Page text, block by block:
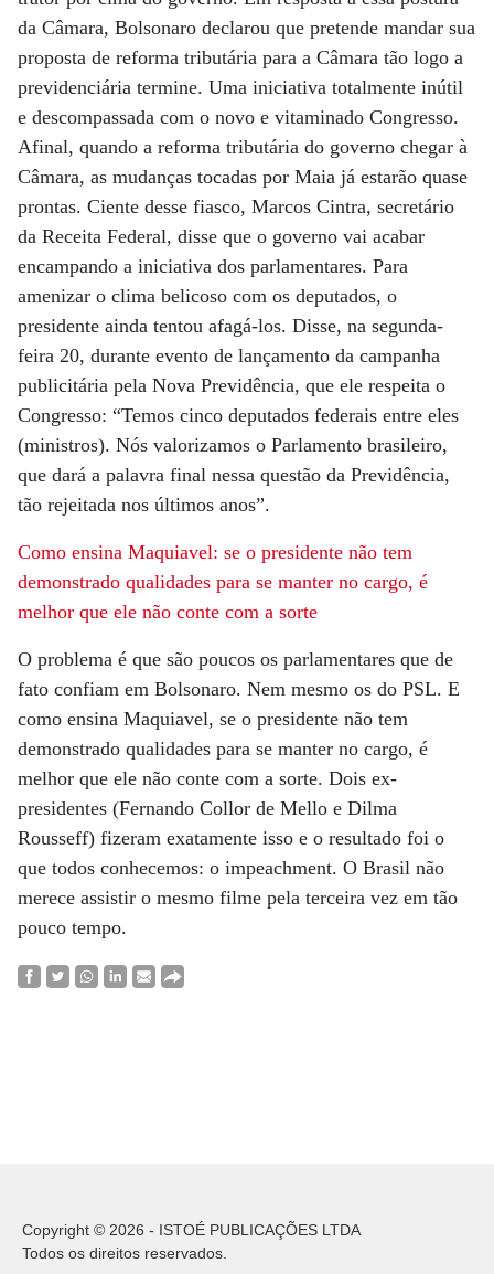
da Câmara, Bolsonaro declarou que pretende mandar sua
proposta de reforma tributária para a Câmara tão logo a
previdenciária termine. Uma iniciativa totalmente inútil
e descompassada com o novo e vitaminado Congresso.
Afinal, quando a reforma tributária do governo chegar à
Câmara, as mudanças tocadas por Maia já estarão quase
prontas. Ciente desse fiasco, Marcos Cintra, secretário
da Receita Federal, disse que o governo vai acabar
encampando a iniciativa dos parlamentares. Para
amenizar o clima belicoso com os deputados, o
presidente ainda tentou afagá-los. Disse, na segunda-
feira 20, durante evento de lançamento da campanha
publicitária pela Nova Previdência, que ele respeita o
Congresso: “Temos cinco deputados federais entre eles
(ministros). Nós valorizamos o Parlamento brasileiro,
que dará a palavra final nessa questão da Previdência,
tão rejeitada nos últimos anos”.
Como ensina Maquiavel: se o presidente não tem
demonstrado qualidades para se manter no cargo, é
melhor que ele não conte com a sorte
O problema é que são poucos os parlamentares que de
fato confiam em Bolsonaro. Nem mesmo os do PSL. E
como ensina Maquiavel, se o presidente não tem
demonstrado qualidades para se manter no cargo, é
melhor que ele não conte com a sorte. Dois ex-
presidentes (Fernando Collor de Mello e Dilma
Rousseff) fizeram exatamente isso e o resultado foi o
que todos conhecemos: o impeachment. O Brasil não
merece assistir o mesmo filme pela terceira vez em tão
pouco tempo.
Copyright © 2026 - ISTOÉ PUBLICAÇÕES LTDA
Todos os direitos reservados.